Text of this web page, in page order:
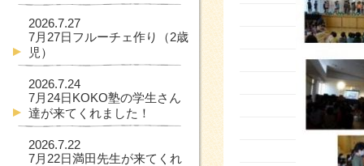
2026.7.27
7月27日フルーチェ作り（2歳
児）
2026.7.24
7月24日KOKO塾の学生さん
達が来てくれました！
2026.7.22
7月22日満田先生が来てくれ